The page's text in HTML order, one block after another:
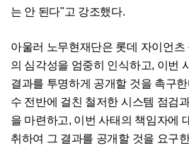
는 안 된다"고 강조했다.
아울러 노무현재단은 롯데 자이언츠
의 심각성을 엄중히 인식하고, 이번
결과를 투명하게 공개할 것을 촉구
수 전반에 걸친 철저한 시스템 점검
을 마련하고, 이번 사태의 책임자에
취하여 그 결과를 공개할 것을 요구